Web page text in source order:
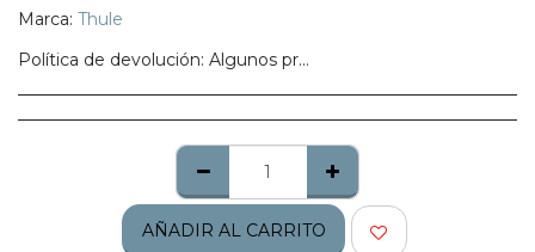
Marca: Thule
Política de devolución: Algunos productos no califican para ser regresados, te pedimos confirmes bien tu talla, modelo o estilo.
AÑADIR AL CARRITO